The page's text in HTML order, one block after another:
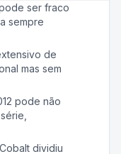
ser fraco
sempre
de
mas sem
pode não
dividiu